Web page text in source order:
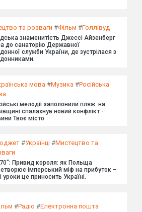
та розваги #Фільм #Голлівуд
знаменитість Джессі Айзенберг
до санаторію Державної
служби України, де зустрілася з
мова #Музика #Російська
мелодії заполонили пляж: на
спалахнув новий конфлікт -
Твоє місто
#Українці #Мистецтво та
Привид короля: як Польща
імперський міф на прибуток –
уроки це приносить Україні.
#Радіо #Електронна пошта